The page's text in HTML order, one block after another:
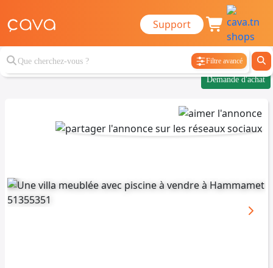
Support
Filtre avancé
Demande d'achat